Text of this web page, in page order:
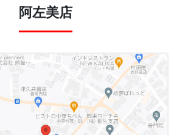
阿左美店